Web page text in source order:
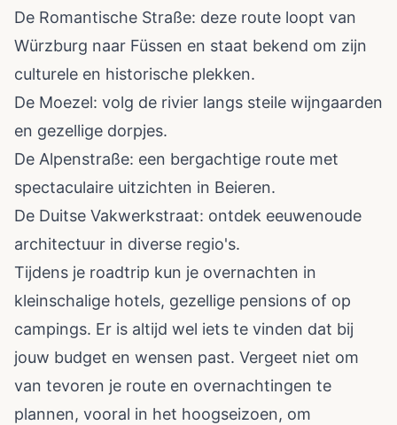
De Romantische Straße: deze route loopt van
Würzburg naar Füssen en staat bekend om zijn
culturele en historische plekken.
De Moezel: volg de rivier langs steile wijngaarden
en gezellige dorpjes.
De Alpenstraße: een bergachtige route met
spectaculaire uitzichten in Beieren.
De Duitse Vakwerkstraat: ontdek eeuwenoude
architectuur in diverse regio's.
Tijdens je roadtrip kun je overnachten in
kleinschalige hotels, gezellige pensions of op
campings. Er is altijd wel iets te vinden dat bij
jouw budget en wensen past. Vergeet niet om
van tevoren je route en overnachtingen te
plannen, vooral in het hoogseizoen, om